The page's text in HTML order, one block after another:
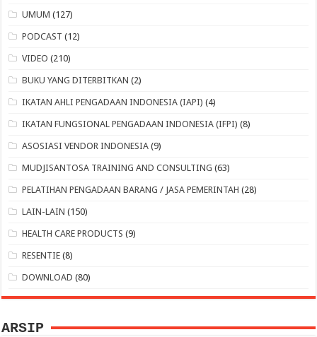
UMUM (127)
PODCAST (12)
VIDEO (210)
BUKU YANG DITERBITKAN (2)
IKATAN AHLI PENGADAAN INDONESIA (IAPI) (4)
IKATAN FUNGSIONAL PENGADAAN INDONESIA (IFPI) (8)
ASOSIASI VENDOR INDONESIA (9)
MUDJISANTOSA TRAINING AND CONSULTING (63)
PELATIHAN PENGADAAN BARANG / JASA PEMERINTAH (28)
LAIN-LAIN (150)
HEALTH CARE PRODUCTS (9)
RESENTIE (8)
DOWNLOAD (80)
ARSIP